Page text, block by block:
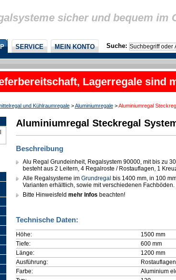
sicher und bequem im
SERVICE MEIN KONTO Suche:
Lagerregale sind
und Kühlraumregale>Aluminiumregale>Aluminiumregal
Aluminiumregal Steckregal
Beschreibung
Alu Regal Grundeinheit, Regalsystem 90000, mit bis zu
besteht aus 2 Leitern, 4 Regalroste / Rostauflagen, 1
Alle Regalsysteme imGrundregal bis 1400 mm, in 100
Varianten erhältlich, sowie mit verschiedenen
Bitte Hinweisfeldmehr Infos beachten!
Technische Daten:
Höhe:
1500 mm
Tiefe:
600 mm
Länge:
1200 mm
Ausführung:
Rostauflagen
Farbe:
Aluminium